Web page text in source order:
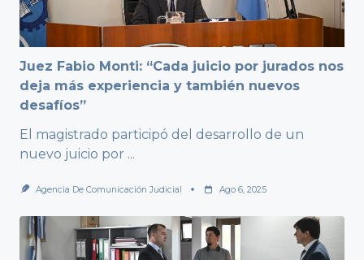
Juez Fabio Monti: “Cada juicio por jurados nos
deja más experiencia y también nuevos
desafíos”
El magistrado participó del desarrollo de un
nuevo juicio por ...
Agencia De Comunicación Judicial Ago 6, 2025